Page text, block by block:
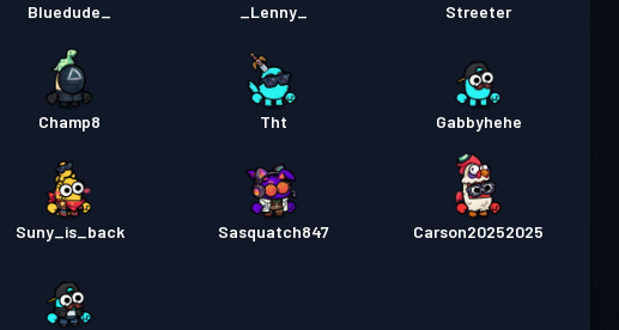
Bluedude_ _Lenny_ Streeter
Champ8 Tht Gabbyhehe
Suny_is_back Sasquatch847 Carson20252025